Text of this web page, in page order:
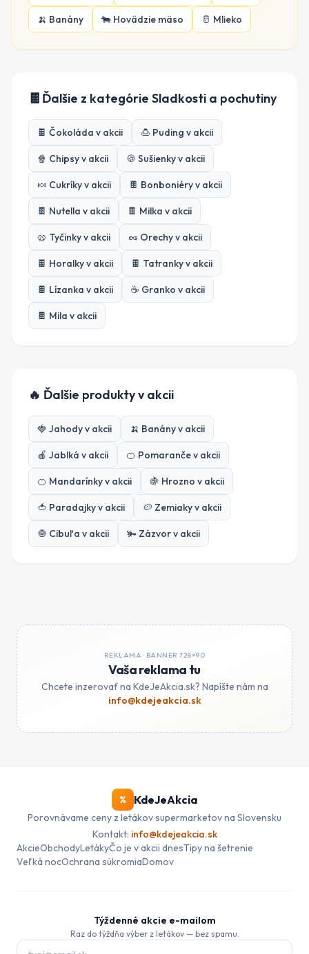
🍌 Banány 🐄 Hovädzie mäso 🥛 Mlieko
🍫 Ďalšie z kategórie Sladkosti a pochutiny
🍫 Čokoláda v akcii 🍮 Puding v akcii
🍿 Chipsyv akcii 🍪 Sušienkyv akcii
🍬 Cukríkyv akcii 🍫 Bonboniéryv akcii
🍫 Nutella v akcii 🍫 Milka v akcii
🥨 Tyčinkyv akcii 🥜 Orechyv akcii
🍫 Horalkyv akcii 🍫 Tatrankyv akcii
🍫 Lízanka v akcii ☕ Granko v akcii
🍫 Mila v akcii
🔥 Ďalšie produkty v akcii
🍓 Jahodyv akcii 🍌 Banányv akcii
🍎 Jablká v akcii 🍊 Pomarančev akcii
🍊 Mandarínkyv akcii 🍇 Hrozno v akcii
🍅 Paradajkyv akcii 🥔 Zemiakyv akcii
🧅 Cibuľa v akcii 🫚 Zázvorv akcii
REKLAMA · BANNER 728×90
Vaša reklama tu
Chcete inzerovať na KdeJeAkcia.sk? Napíšte nám na
info@kdejeakcia.sk
% KdeJeAkcia
Porovnávame ceny z letákov supermarketov na Slovensku
Kontakt: info@kdejeakcia.sk
AkcieObchodyLetákyČo je v akcii dnesTipy na šetrenie
Veľká nocOchrana súkromiaDomov
Týždenné akcie e-mailom
Raz do týždňa výber z letákov — bez spamu.
E-mail pre odber akcií